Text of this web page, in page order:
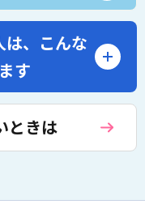
、 こんな
す
ときは